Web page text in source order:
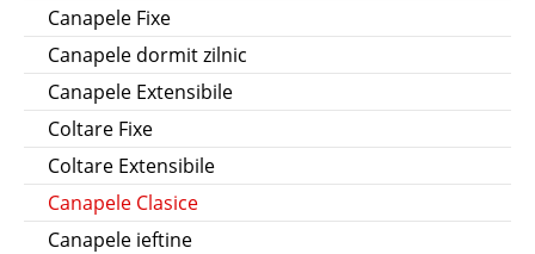
Canapele Fixe
Canapele dormit zilnic
Canapele Extensibile
Coltare Fixe
Coltare Extensibile
Canapele Clasice
Canapele ieftine